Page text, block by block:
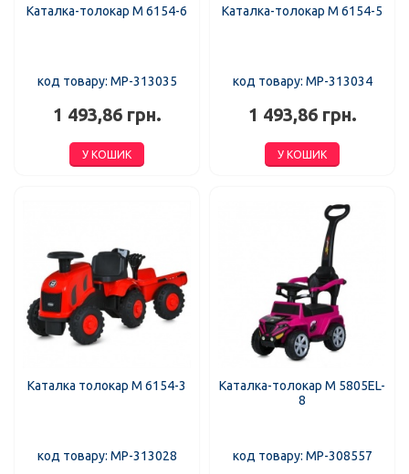
Каталка-толокар M 6154-6
код товару: MP-313035
1 493,86 грн.
У КОШИК
Каталка-толокар M 6154-5
код товару: MP-313034
1 493,86 грн.
У КОШИК
Каталка толокар M 6154-3
код товару: MP-313028
Каталка-толокар M 5805EL-
8
код товару: MP-308557